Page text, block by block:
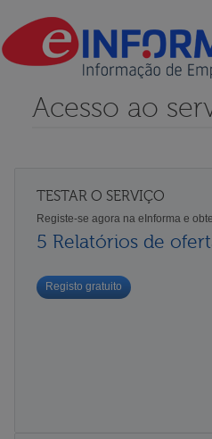
Acesso ao
TESTAR O SERVIÇO
Registe-se agora na eInforma e
5 Relatórios de
Registo gratuito